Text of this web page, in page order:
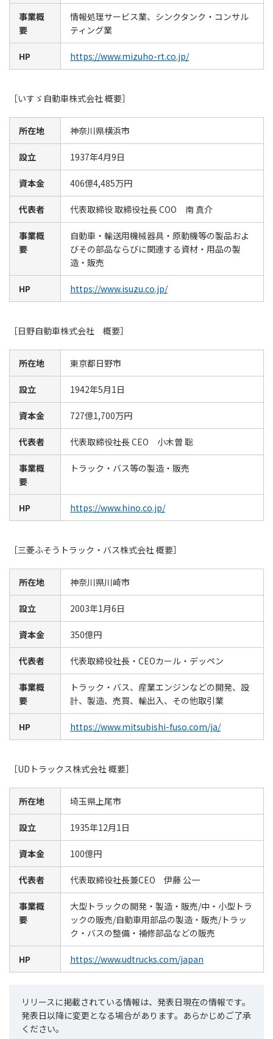
事業概
要
情報処理サービス業、シンクタンク・コンサル
ティング業
HP https://www.mizuho-rt.co.jp/
［いすゞ自動車株式会社 概要］
所在地 神奈川県横浜市
設立 1937年4月9日
資本金 406億4,485万円
代表者 代表取締役 取締役社長 COO 南 真介
事業概
要
自動車・輸送用機械器具・原動機等の製品およ
びその部品ならびに関連する資材・用品の製
造・販売
HP https://www.isuzu.co.jp/
［日野自動車株式会社 概要］
所在地 東京都日野市
設立 1942年5月1日
資本金 727億1,700万円
代表者 代表取締役社長 CEO 小木曽 聡
事業概
要
トラック・バス等の製造・販売
HP https://www.hino.co.jp/
［三菱ふそうトラック・バス株式会社 概要］
所在地 神奈川県川崎市
設立 2003年1月6日
資本金 350億円
代表者 代表取締役社長・CEOカール・デッペン
事業概
要
トラック・バス、産業エンジンなどの開発、設
計、製造、売買、輸出入、その他取引業
HP https://www.mitsubishi-fuso.com/ja/
［UDトラックス株式会社 概要］
所在地 埼玉県上尾市
設立 1935年12月1日
資本金 100億円
代表者 代表取締役社長兼CEO 伊藤 公一
事業概
要
大型トラックの開発・製造・販売/中・小型トラ
ックの販売/自動車用部品の製造・販売/トラッ
ク・バスの整備・補修部品などの販売
HP https://www.udtrucks.com/japan
リリースに掲載されている情報は、発表日現在の情報です。
発表日以降に変更となる場合があります。あらかじめご了承
ください。